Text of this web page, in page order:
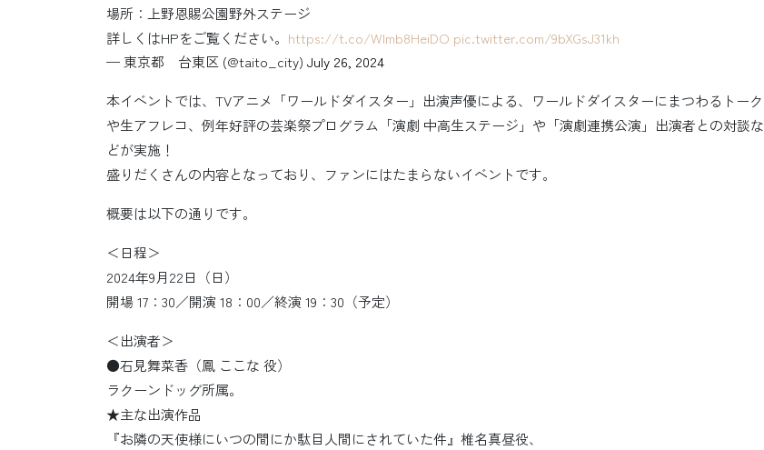
場所：上野恩賜公園野外ステージ
詳しくはHPをご覧ください。 https://t.co/WImb8HeiDO pic.twitter.com/9bXGsJ31kh
— 東京都 台東区 (@taito_city) July 26, 2024
本イベントでは、TVアニメ「ワールドダイスター」出演声優による、ワールドダイスターにまつわるトーク
や生アフレコ、例年好評の芸楽祭プログラム「演劇 中高生ステージ」や「演劇連携公演」出演者との対談な
どが実施！
盛りだくさんの内容となっており、ファンにはたまらないイベントです。
概要は以下の通りです。
＜日程＞
2024年9月22日（日）
開場 17：30／開演 18：00／終演 19：30（予定）
＜出演者＞
●石見舞菜香（鳳 ここな 役）
ラクーンドッグ所属。
★主な出演作品
『お隣の天使様にいつの間にか駄目人間にされていた件』椎名真昼役、